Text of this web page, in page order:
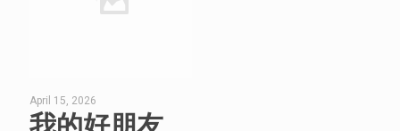
April 15, 2026
我的好朋友